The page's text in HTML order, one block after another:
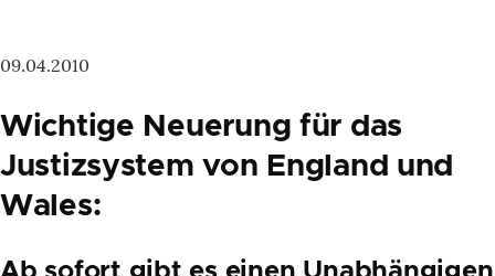
09.04.2010
Wichtige Neuerung für das
Justizsystem von England und
Wales: